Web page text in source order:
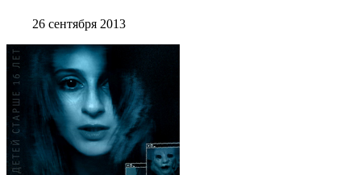
26 сентября 2013